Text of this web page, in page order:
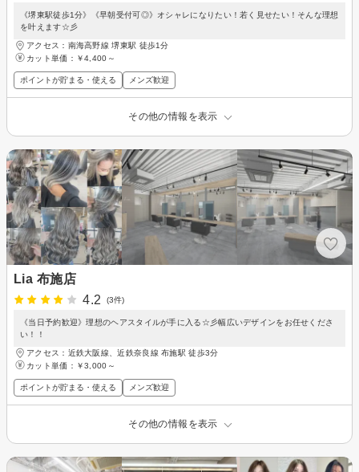
《堺東駅徒歩1分》《早朝受付可◎》オシャレになりたい！若く見せたい！そんな理想
を叶えます☆彡
アクセス：南海高野線 堺東駅 徒歩1分
カット単価： ￥4,400～
ポイントが貯まる・使える メンズ歓迎
その他の情報を表示
Lia 布施店
4.2
(3件)
《当日予約歓迎》理想のヘアスタイルが手に入る☆彡幅広いデザインをお任せくださ
い！！
アクセス：近鉄大阪線、近鉄奈良線 布施駅 徒歩3分
カット単価： ￥3,000～
ポイントが貯まる・使える メンズ歓迎
その他の情報を表示